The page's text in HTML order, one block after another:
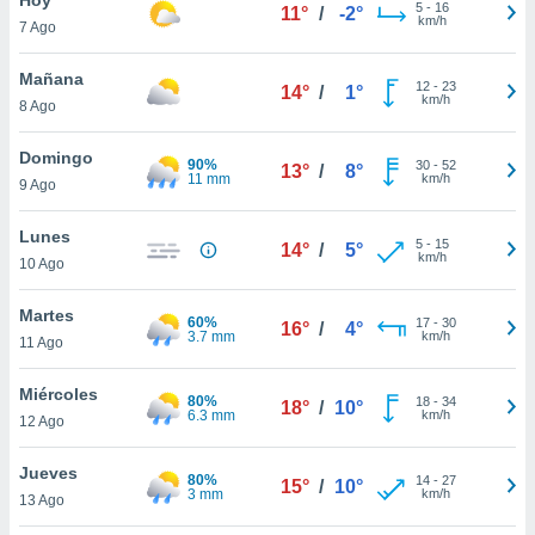
en
más
nuestra
de
cookies
aceptar
7 Ago
11° / -2° 5- 16
km/h
Mañana
8 Ago
14° / 1° 12- 23
km/h
Domingo
9 Ago
90%
11 mm
13° / 8° 30- 52
km/h
Lunes
10 Ago
14° / 5° 5- 15
km/h
Martes
11 Ago
60%
3.7 mm
16° / 4° 17- 30
km/h
Miércoles
12 Ago
80%
6.3 mm
18° / 10° 18- 34
km/h
Jueves
13 Ago
80%
3 mm
15° / 10° 14- 27
km/h